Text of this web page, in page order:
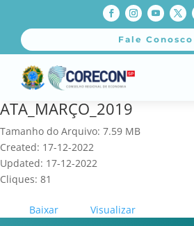
Fale Conosco
ATA_MARÇO_2019
Tamanho do Arquivo: 7.59 MB
Created: 17-12-2022
Updated: 17-12-2022
Cliques: 81
Baixar Visualizar